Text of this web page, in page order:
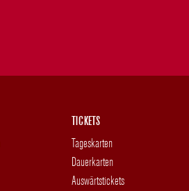
TICKETS
Tageskarten
Dauerkarten
Auswärtstickets